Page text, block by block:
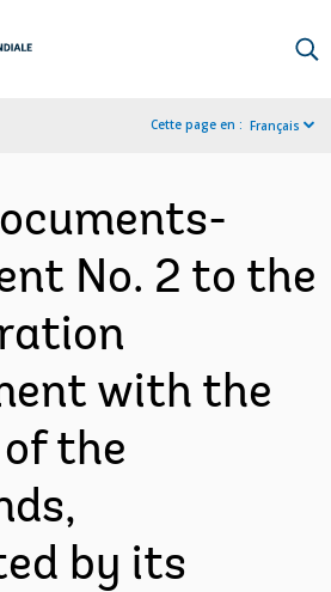
Cette page en : Français
No. 2 to the
with the
the
by its